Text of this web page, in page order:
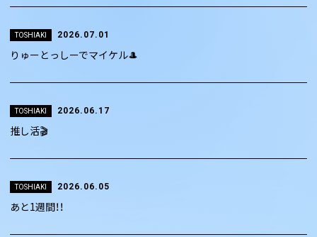
TOSHIAKI 2026.07.01
りゅーとっしーでマイケル🎩
TOSHIAKI 2026.06.17
推し活🎬
TOSHIAKI 2026.06.05
あと1週間！！